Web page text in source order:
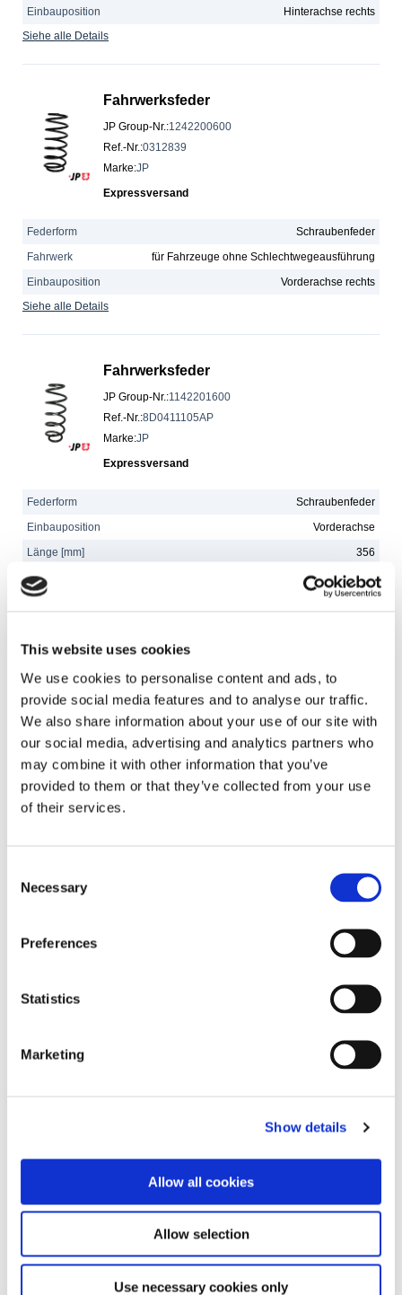
This website uses cookies
We use cookies to personalise content and ads, to
provide social media features and to analyse our traffic.
We also share information about your use of our site with
our social media, advertising and analytics partners who
may combine it with other information that you’ve
provided to them or that they’ve collected from your use
of their services.
Selection
Necessary
Preferences
Statistics
Marketing
Show details
Allow all cookies
Allow selection
Use necessary cookies only
Einbauposition
Hinterachse rechts
Siehe alle Details
Fahrwerksfeder
JP Group-Nr.:1242200600
Ref.-Nr.:0312839
Marke:JP
Expressversand
Federform
Schraubenfeder
Fahrwerk
für Fahrzeuge ohne Schlechtwegeausführung
Einbauposition
Vorderachse rechts
Siehe alle Details
Fahrwerksfeder
JP Group-Nr.:1142201600
Ref.-Nr.:8D0411105AP
Marke:JP
Expressversand
Federform
Schraubenfeder
Einbauposition
Vorderachse
Länge [mm]
356
Siehe alle Details
Fahrwerksfeder
:2113211404
Marke :JP
Farbmarkierung
8 Stück (16 Stück notwendig für ein
8
Fahrwerksfeder
Ref.-Nr.:1K0411105DC
Marke:JP